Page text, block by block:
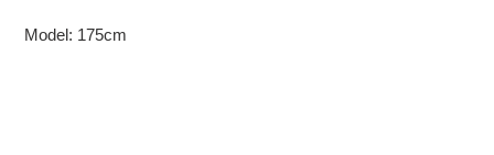
Model: 175cm